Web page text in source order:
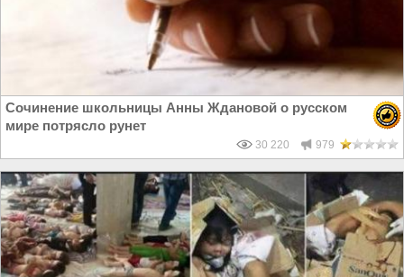
Сочинение школьницы Анны Ждановой о русском
мире потрясло рунет
30 220 979